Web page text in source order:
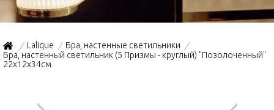
/ Lalique / Бра, настенные светильники /
Бра, настенный светильник (5 Призмы - круглый) "Позолоченный"
22x12x34см